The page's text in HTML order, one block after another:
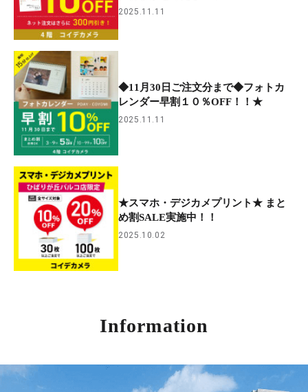
2025.11.11
◆11月30日ご注文分まで◆フォトカ
レンダー早割１０％OFF！！★
2025.11.11
★スマホ・デジカメプリント★ まと
め割SALE実施中！！
2025.10.02
Information